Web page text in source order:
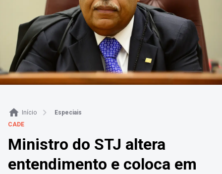
Início
Especiais
CADE
Ministro do STJ altera
entendimento e coloca em